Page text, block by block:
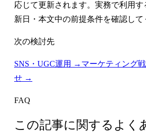
応じて更新されます。実務で利用
新日・本文中の前提条件を確認して
次の検討先
SNS・UGC運用 → マーケティング
せ →
FAQ
この記事に関するよく